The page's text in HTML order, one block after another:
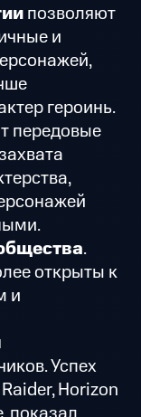
позволяют
и
героинь.
передовые
.
открыты к
и
Успех
Horizon